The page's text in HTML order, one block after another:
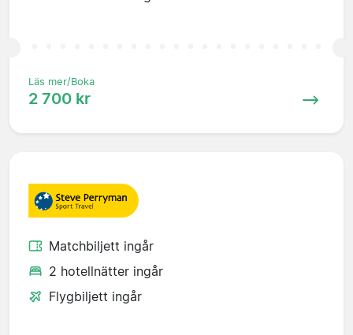
Läs mer/Boka
2 700 kr
Matchbiljett ingår
2 hotellnätter ingår
Flygbiljett ingår